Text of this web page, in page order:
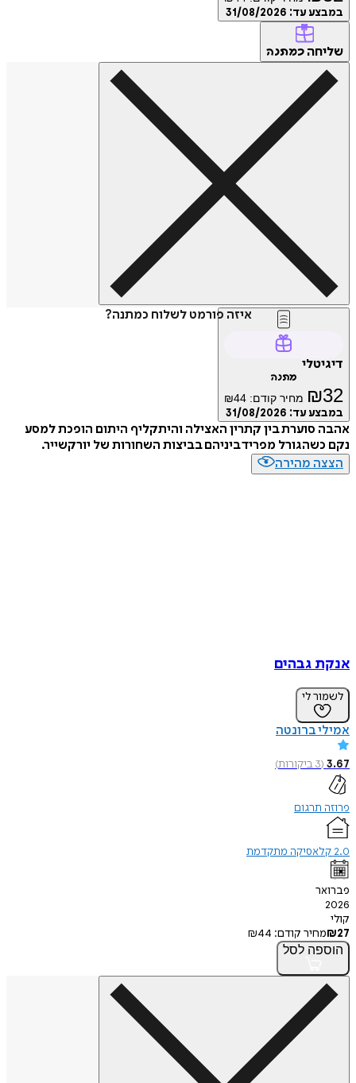
במבצע עד: 31/08/2026
שליחה כמתנה
איזה פורמט לשלוח כמתנה?
דיגיטלי
מתנה
₪32 מחיר קודם: ₪44
במבצע עד: 31/08/2026
אהבה סוערת בין קתרין האצילה והיתקליף היתום הופכת למסע
נקם כשהגורל מפריד ביניהם בביצות השחורות של יורקשייר.
הצצה מהירה
אנקת גבהים
לשמור לי
אמילי ברונטה
3.67
(
3ביקורות)
פרוזה תרגום
2.0 קלאסיקה מתקדמת
פברואר
2026
קולי
₪27 מחיר קודם: ₪44
הוספה לסל